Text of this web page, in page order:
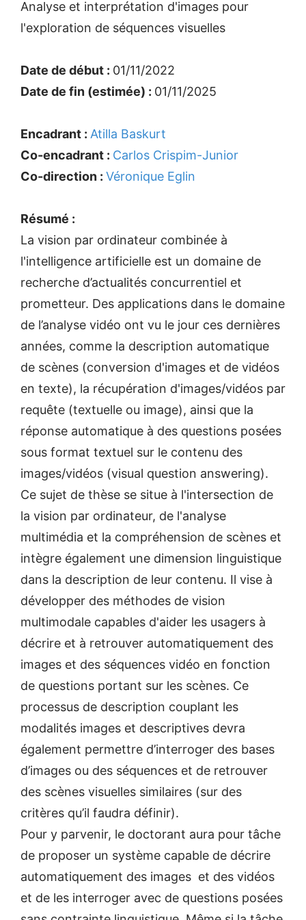
Analyse et interprétation d'images pour
l'exploration de séquences visuelles
Date de début : 01/11/2022
Date de fin (estimée) : 01/11/2025
Encadrant : Atilla Baskurt
Co-encadrant : Carlos Crispim-Junior
Co-direction : Véronique Eglin
Résumé :
La vision par ordinateur combinée à
l'intelligence artificielle est un domaine de
recherche d’actualités concurrentiel et
prometteur. Des applications dans le domaine
de l’analyse vidéo ont vu le jour ces dernières
années, comme la description automatique
de scènes (conversion d'images et de vidéos
en texte), la récupération d'images/vidéos par
requête (textuelle ou image), ainsi que la
réponse automatique à des questions posées
sous format textuel sur le contenu des
images/vidéos (visual question answering).
Ce sujet de thèse se situe à l'intersection de
la vision par ordinateur, de l'analyse
multimédia et la compréhension de scènes et
intègre également une dimension linguistique
dans la description de leur contenu. Il vise à
développer des méthodes de vision
multimodale capables d'aider les usagers à
décrire et à retrouver automatiquement des
images et des séquences vidéo en fonction
de questions portant sur les scènes. Ce
processus de description couplant les
modalités images et descriptives devra
également permettre d’interroger des bases
d’images ou des séquences et de retrouver
des scènes visuelles similaires (sur des
critères qu’il faudra définir).
Pour y parvenir, le doctorant aura pour tâche
de proposer un système capable de décrire
automatiquement des images et des vidéos
et de les interroger avec de questions posées